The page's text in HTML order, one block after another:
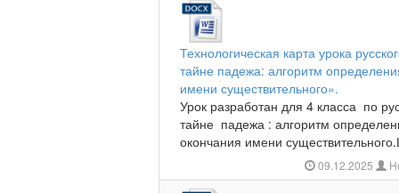
Технологическая карта урока
тайне падежа: алгоритм
имени существительного».
Урок разработан для 4 класса по
тайне падежа : алгоритм
окончания имени
09.12.2025